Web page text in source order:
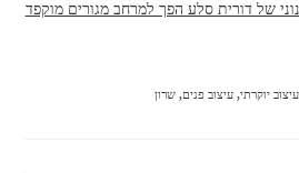
של דורית סלע הפך למרחב מגורים מוקפד
עיצוב יוקרתי, עיצוב פנים, שרון